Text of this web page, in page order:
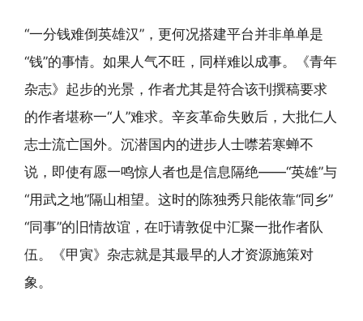
“一分钱难倒英雄汉”，更何况搭建平台并非单单是
“钱”的事情。如果人气不旺，同样难以成事。《青年
杂志》起步的光景，作者尤其是符合该刊撰稿要求
的作者堪称一“人”难求。辛亥革命失败后，大批仁人
志士流亡国外。沉潜国内的进步人士噤若寒蝉不
说，即使有愿一鸣惊人者也是信息隔绝——“英雄”与
“用武之地”隔山相望。这时的陈独秀只能依靠“同乡”
“同事”的旧情故谊，在吁请敦促中汇聚一批作者队
伍。《甲寅》杂志就是其最早的人才资源施策对
象。